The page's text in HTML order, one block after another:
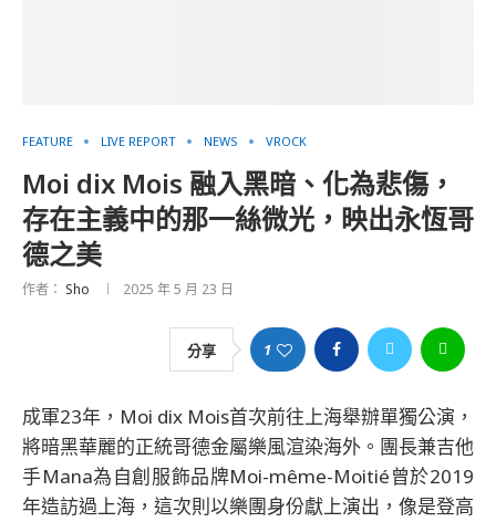
FEATURE LIVE REPORT NEWS VROCK
Moi dix Mois 融入黑暗、化為悲傷，
存在主義中的那一絲微光，映出永恆哥
德之美
作者： Sho 2025 年 5 月 23 日
分享 1
成軍23年，Moi dix Mois首次前往上海舉辦單獨公演，
將暗黑華麗的正統哥德金屬樂風渲染海外。團長兼吉他
手Mana為自創服飾品牌Moi-même-Moitié曾於2019
年造訪過上海，這次則以樂團身份獻上演出，像是登高